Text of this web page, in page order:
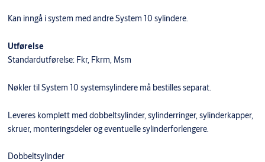
Kan inngå i system med andre System 10 sylindere.
Utførelse
Standardutførelse: Fkr, Fkrm, Msm
Nøkler til System 10 systemsylindere må bestilles separat.
Leveres komplett med dobbeltsylinder, sylinderringer, sylinderkapper,
skruer, monteringsdeler og eventuelle sylinderforlengere.
Dobbeltsylinder